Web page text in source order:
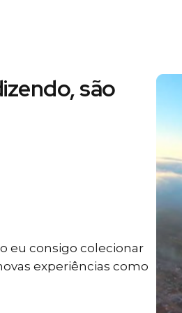
são
eu consigo colecionar
experiências como